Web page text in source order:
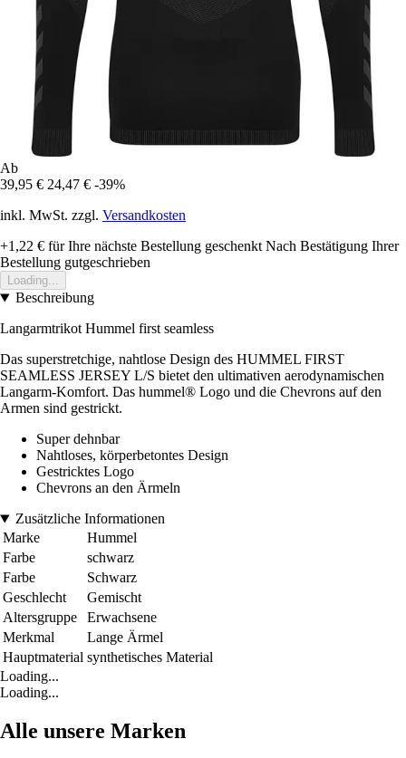
Ab
39,95 € 24,47 € -39%
inkl. MwSt. zzgl. Versandkosten
+1,22 € für Ihre nächste Bestellung geschenkt Nach Bestätigung Ihrer
Bestellung gutgeschrieben
Loading...
Beschreibung
Langarmtrikot Hummel first seamless
Das superstretchige, nahtlose Design des HUMMEL FIRST
SEAMLESS JERSEY L/S bietet den ultimativen aerodynamischen
Langarm-Komfort. Das hummel® Logo und die Chevrons auf den
Armen sind gestrickt.
Super dehnbar
Nahtloses, körperbetontes Design
Gestricktes Logo
Chevrons an den Ärmeln
Zusätzliche Informationen
Marke
Hummel
Farbe
schwarz
Farbe
Schwarz
Geschlecht
Gemischt
Altersgruppe
Erwachsene
Merkmal
Lange Ärmel
Hauptmaterial synthetisches Material
Loading...
Loading...
Alle unsere Marken